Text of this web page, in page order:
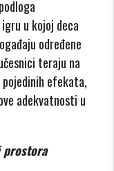
u kojoj deca
određene
teraju na
efekata,
adekvatnosti u
prostora